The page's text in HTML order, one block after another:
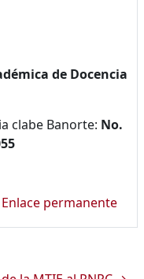
de Docencia
clabe Banorte: No.
Enlace permanente